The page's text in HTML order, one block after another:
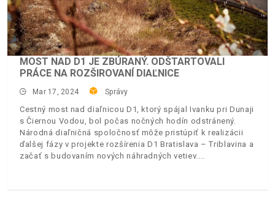
MOST NAD D1 JE ZBÚRANÝ. ODŠTARTOVALI
PRÁCE NA ROZŠIROVANÍ DIAĽNICE
Mar 17, 2024 Správy
Cestný most nad diaľnicou D1, ktorý spájal Ivanku pri Dunaji
s Čiernou Vodou, bol počas nočných hodín odstránený.
Národná diaľničná spoločnosť môže pristúpiť k realizácii
ďalšej fázy v projekte rozšírenia D1 Bratislava – Triblavina a
začať s budovaním nových náhradných vetiev.